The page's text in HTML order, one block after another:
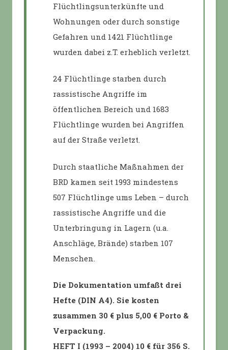
Flüchtlingsunterkünfte und
Wohnungen oder durch sonstige
Gefahren und 1421 Flüchtlinge
wurden dabei z.T. erheblich verletzt.
24 Flüchtlinge starben durch
rassistische Angriffe im
öffentlichen Bereich und 1683
Flüchtlinge wurden bei Angriffen
auf der Straße verletzt.
Durch staatliche Maßnahmen der
BRD kamen seit 1993 mindestens
507 Flüchtlinge ums Leben – durch
rassistische Angriffe und die
Unterbringung in Lagern (u.a.
Anschläge, Brände) starben 107
Menschen.
Die Dokumentation umfaßt drei
Hefte (DIN A4). Sie kosten
zusammen 30 € plus 5,00 € Porto &
Verpackung.
HEFT I (1993 – 2004) 10 € für 356 S.